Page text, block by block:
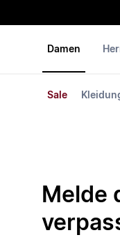
Damen
Sale
Melde